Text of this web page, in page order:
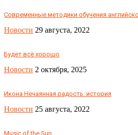
Современные методики обучения
Новости 29 августа, 2022
Будет всё хорошо
Новости 2 октября, 2025
Икона Нечаянная радость: история
Новости 25 августа, 2022
Music of the Sun